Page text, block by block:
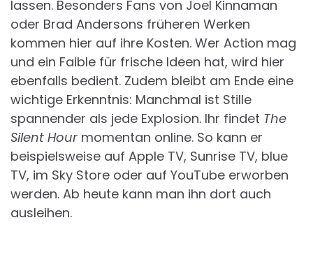
lassen. Besonders Fans von Joel Kinnaman
oder Brad Andersons früheren Werken
kommen hier auf ihre Kosten. Wer Action mag
und ein Faible für frische Ideen hat, wird hier
ebenfalls bedient. Zudem bleibt am Ende eine
wichtige Erkenntnis: Manchmal ist Stille
spannender als jede Explosion. Ihr findet The
Silent Hour momentan online. So kann er
beispielsweise auf Apple TV, Sunrise TV, blue
TV, im Sky Store oder auf YouTube erworben
werden. Ab heute kann man ihn dort auch
ausleihen.